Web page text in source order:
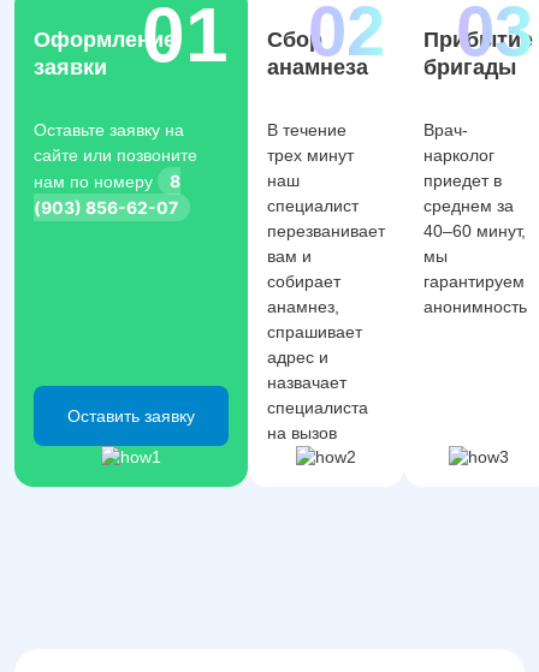
Оформление
заявки
Оставьте заявку на
сайте или позвоните
нам по номеру
8
(903) 856-62-07
Оставить заявку
Сбор
анамнеза
В течение
трех минут
наш
специалист
перезванивает
вам и
собирает
анамнез,
спрашивает
адрес и
назвачает
специалиста
на вызов
Прибытие
бригады
Врач-
нарколог
приедет в
среднем за
40–60 минут,
мы
гарантируем
анонимность